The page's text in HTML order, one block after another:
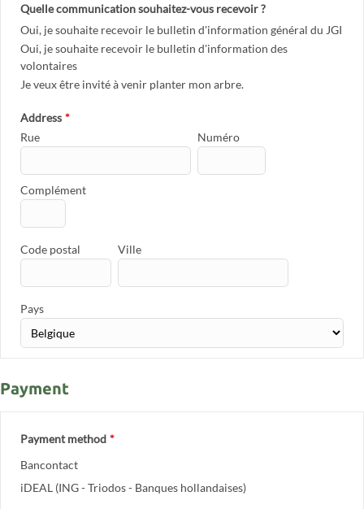
Quelle communication souhaitez-vous recevoir ?
Oui, je souhaite recevoir le bulletin d'information général du JGI
Oui, je souhaite recevoir le bulletin d'information des
volontaires
Je veux être invité à venir planter mon arbre.
Address *
Rue
Numéro
Complément
Code postal Ville
Pays
Payment
Payment method *
Bancontact
iDEAL (ING - Triodos - Banques hollandaises)